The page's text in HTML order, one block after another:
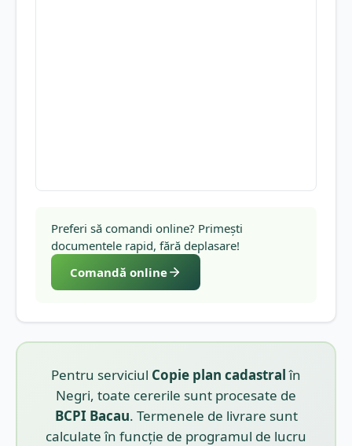
Preferi să comandi online? Primești
documentele rapid, fără deplasare!
Comandă online
Pentru serviciul Copie plan cadastralîn
Negri, toate cererile sunt procesate de
BCPI Bacau. Termenele de livrare sunt
calculate în funcție de programul de lucru